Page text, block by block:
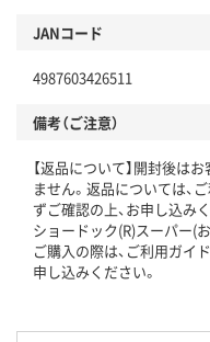
JANコード
4987603426511
備考（ご注意）
【返品について】開封後は
ません。返品については、
ずご確認の上、お申し込み
ショードック(R)スーパー(
ご購入の際は、ご利用ガイド
申し込みください。